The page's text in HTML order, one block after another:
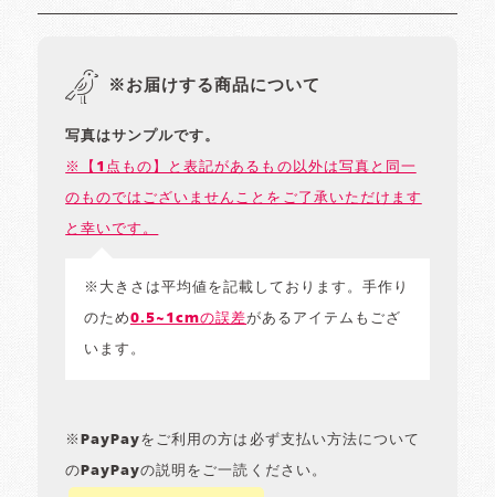
※お届けする商品について
写真はサンプルです。
※【1点もの】と表記があるもの以外は写真と同一
のものではございませんことをご了承いただけます
と幸いです。
※大きさは平均値を記載しております。手作り
のため0.5~1cmの誤差があるアイテムもござ
います。
※PayPayをご利用の方は必ず支払い方法について
のPayPayの説明をご一読ください。